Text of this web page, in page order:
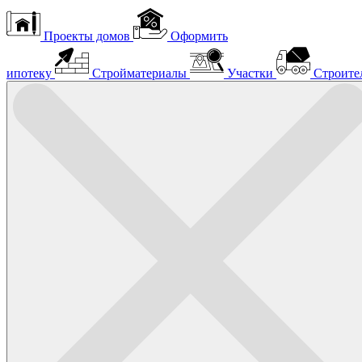
Проекты домов Оформить
ипотеку Стройматериалы Участки